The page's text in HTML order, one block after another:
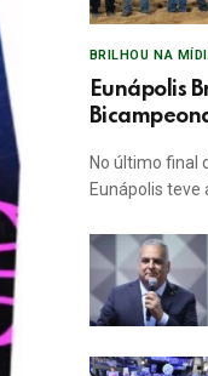
BRILHOU NA
Eunápolis
No último final
Eunápolis